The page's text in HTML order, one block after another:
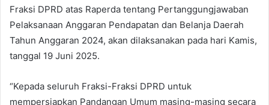
Fraksi DPRD atas Raperda tentang Pertanggungjawaban
Pelaksanaan Anggaran Pendapatan dan Belanja Daerah
Tahun Anggaran 2024, akan dilaksanakan pada hari Kamis,
tanggal 19 Juni 2025.
“Kepada seluruh Fraksi-Fraksi DPRD untuk
mempersiapkan Pandangan Umum masing-masing secara